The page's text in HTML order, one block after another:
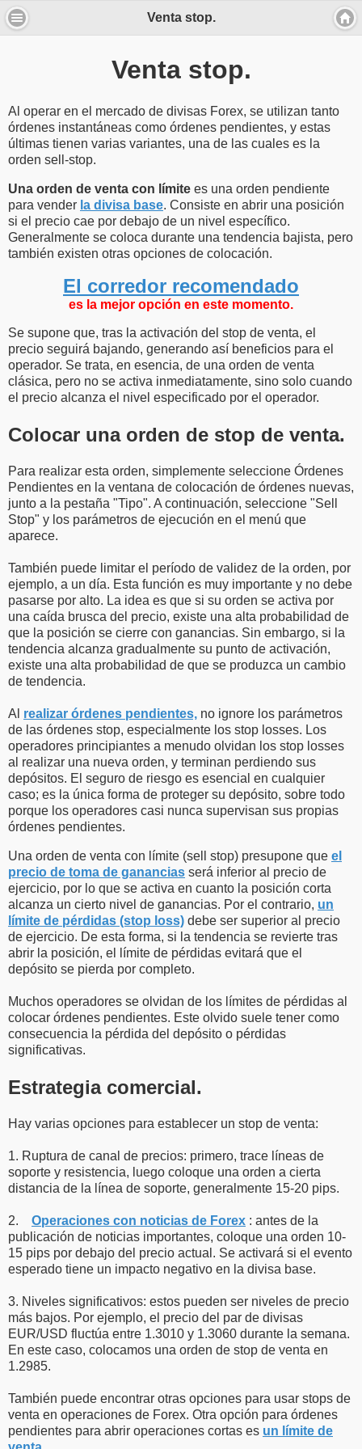
Venta stop.
Venta stop.
Al operar en el mercado de divisas Forex, se utilizan tanto
órdenes instantáneas como órdenes pendientes, y estas
últimas tienen varias variantes, una de las cuales es la
orden sell-stop.
Una orden de venta con límite es una orden pendiente
para vender la divisa base. Consiste en abrir una posición
si el precio cae por debajo de un nivel específico.
Generalmente se coloca durante una tendencia bajista, pero
también existen otras opciones de colocación.
El corredor recomendado
es la mejor opción en este momento.
Se supone que, tras la activación del stop de venta, el
precio seguirá bajando, generando así beneficios para el
operador. Se trata, en esencia, de una orden de venta
clásica, pero no se activa inmediatamente, sino solo cuando
el precio alcanza el nivel especificado por el operador.
Colocar una orden de stop de venta.
Para realizar esta orden, simplemente seleccione Órdenes
Pendientes en la ventana de colocación de órdenes nuevas,
junto a la pestaña "Tipo". A continuación, seleccione "Sell
Stop" y los parámetros de ejecución en el menú que
aparece.
También puede limitar el período de validez de la orden, por
ejemplo, a un día. Esta función es muy importante y no debe
pasarse por alto. La idea es que si su orden se activa por
una caída brusca del precio, existe una alta probabilidad de
que la posición se cierre con ganancias. Sin embargo, si la
tendencia alcanza gradualmente su punto de activación,
existe una alta probabilidad de que se produzca un cambio
de tendencia.
Al realizar órdenes pendientes, no ignore los parámetros
de las órdenes stop, especialmente los stop losses. Los
operadores principiantes a menudo olvidan los stop losses
al realizar una nueva orden, y terminan perdiendo sus
depósitos. El seguro de riesgo es esencial en cualquier
caso; es la única forma de proteger su depósito, sobre todo
porque los operadores casi nunca supervisan sus propias
órdenes pendientes.
Una orden de venta con límite (sell stop) presupone que el
precio de toma de ganancias será inferior al precio de
ejercicio, por lo que se activa en cuanto la posición corta
alcanza un cierto nivel de ganancias. Por el contrario, un
límite de pérdidas (stop loss) debe ser superior al precio
de ejercicio. De esta forma, si la tendencia se revierte tras
abrir la posición, el límite de pérdidas evitará que el
depósito se pierda por completo.
Muchos operadores se olvidan de los límites de pérdidas al
colocar órdenes pendientes. Este olvido suele tener como
consecuencia la pérdida del depósito o pérdidas
significativas.
Estrategia comercial.
Hay varias opciones para establecer un stop de venta:
1. Ruptura de canal de precios: primero, trace líneas de
soporte y resistencia, luego coloque una orden a cierta
distancia de la línea de soporte, generalmente 15-20 pips.
2. Operaciones con noticias de Forex : antes de la
publicación de noticias importantes, coloque una orden 10-
15 pips por debajo del precio actual. Se activará si el evento
esperado tiene un impacto negativo en la divisa base.
3. Niveles significativos: estos pueden ser niveles de precio
más bajos. Por ejemplo, el precio del par de divisas
EUR/USD fluctúa entre 1.3010 y 1.3060 durante la semana.
En este caso, colocamos una orden de stop de venta en
1.2985.
También puede encontrar otras opciones para usar stops de
venta en operaciones de Forex. Otra opción para órdenes
pendientes para abrir operaciones cortas es un límite de